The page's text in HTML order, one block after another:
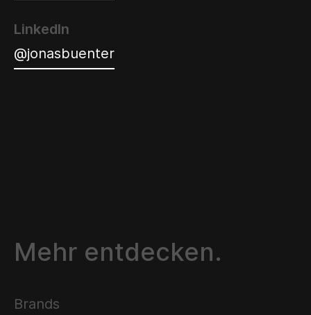
LinkedIn
@jonasbuenter
Mehr entdecken.
Brands